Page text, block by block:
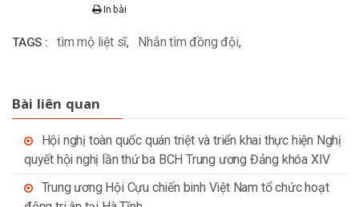
In bài
TAGS : tìm mộ liệt sĩ, Nhắn tìm đồng đội,
Bài liên quan
Hội nghị toàn quốc quán triệt và triển khai thực hiện Nghị
quyết hội nghị lần thứ ba BCH Trung ương Đảng khóa XIV
Trung ương Hội Cựu chiến binh Việt Nam tổ chức hoạt